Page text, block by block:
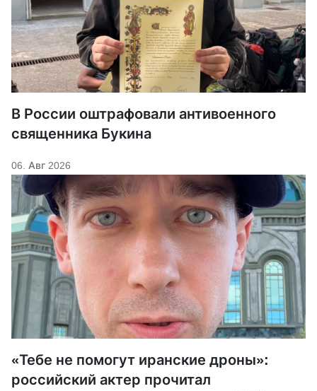
В России оштрафовали антивоенного
священника Букина
06. Авг 2026
«Тебе не помогут иранские дроны»:
российский актер прочитал